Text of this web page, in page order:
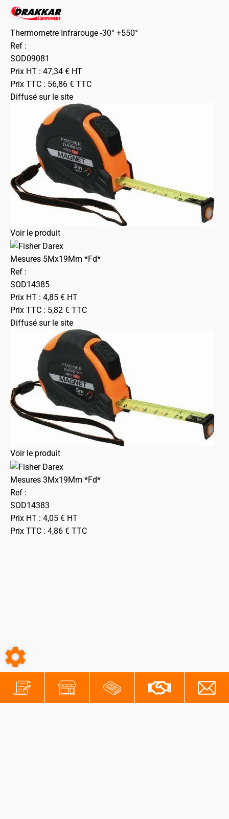
Thermometre Infrarouge -30° +550°
Ref :
SOD09081
Prix HT : 47,34 € HT
Prix TTC : 56,86 € TTC
Diffusé sur le site
Voir le produit
Mesures 5Mx19Mm *Fd*
Ref :
SOD14385
Prix HT : 4,85 € HT
Prix TTC : 5,82 € TTC
Diffusé sur le site
Voir le produit
Mesures 3Mx19Mm *Fd*
Ref :
SOD14383
Prix HT : 4,05 € HT
Prix TTC : 4,86 € TTC